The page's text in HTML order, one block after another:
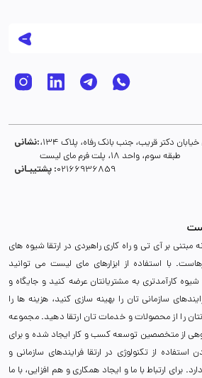
نشانی:تهران، خیابان آزادی، روبروی خیابان دکتر قریب، جنب بانک رفاه، پلاک 134،
طبقه سوم، واحد 18، پلت فرم مای لیست
پشتیبـانی :02166936859
بر آی تی و راه کاری راهبردی در ارتقا شیوه های
با استفاده از ابزارهای مای لیست می توانید
کارآمدتری به مشتریانتان عرضه کنید و جایگاه و
سازمانی تان را بهینه سازی کنید، هزینه ها را
را از محصولات و خدمات تان ارتقا دهید. مجموعه
از متخصصین توسعه کسب و کار ایجاد شده و برای
استفاده از تکنولوژی در ارتقا فرایندهای سازمانی و
برای ارتباط با ما و ایجاد همکاری و هم افزایی، با ما